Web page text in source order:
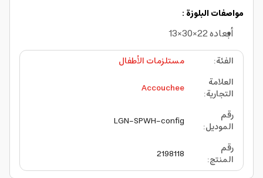
مواصفات البلوزة :
أبعاده 22×30×13
الفئة:
مستلزمات الأطفال
العلامة
التجارية:
Accouchee
رقم
الموديل:
LGN-SPWH-config
رقم
المنتج:
2198118